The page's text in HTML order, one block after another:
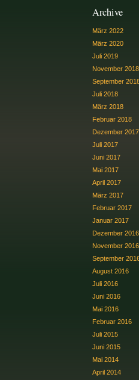
Archive
März 2022
März 2020
Juli 2019
November 2018
September
Juli 2018
März 2018
Februar 2018
Dezember 2017
Juli 2017
Juni 2017
Mai 2017
April 2017
März 2017
Februar 2017
Januar 2017
Dezember 2016
November 2016
September
August 2016
Juli 2016
Juni 2016
Mai 2016
Februar 2016
Juli 2015
Juni 2015
Mai 2014
April 2014